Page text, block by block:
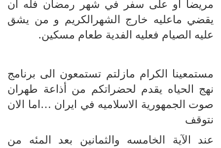
مريضا او على سفر في شهر رمضان فله أن
يقضي ماعليه خارج الشهرالكريم و من يشق
عليه الصيام فعليه الفدية طعام مسكين.
مستمعينا الكرام مازلتم تستمعون الى برنامج
نهج الحياه يقدم لحضراتكم من أذاعة طهران
صوت الجمهورية الاسلاميه في ايران …اما الان
نتوقف
عند الآية الخامسه والثمانين بعد المئه من